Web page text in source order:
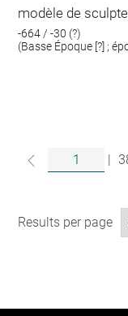
modèle de
-664 / -30 (?)
(Basse Époque [?] ;
|
Results per page